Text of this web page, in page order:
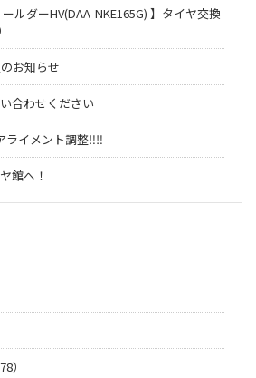
ルダーHV(DAA-NKE165G) 】タイヤ交換
お知らせ
合わせください
ライメント調整‼︎‼︎
館へ！
）